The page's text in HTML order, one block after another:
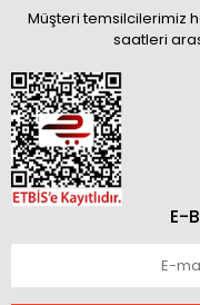
Müşteri temsilcilerimiz
saatleri
E-